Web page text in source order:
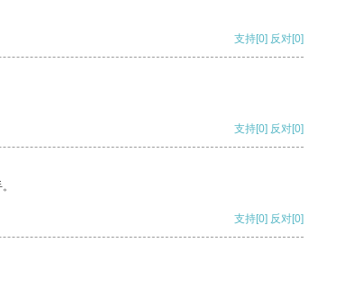
支持[0] 反对[0]
支持[0] 反对[0]
支持[0] 反对[0]